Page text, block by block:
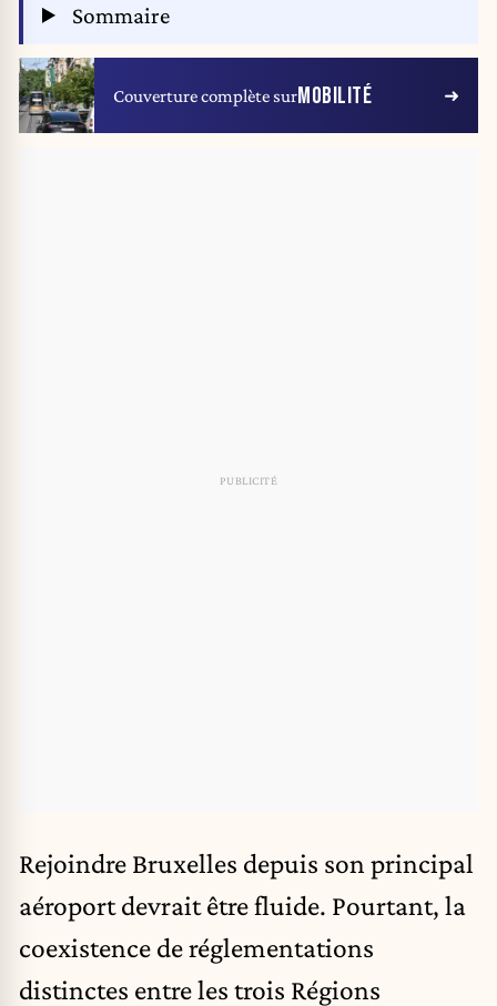
Sommaire
Couverture complète surMOBILITÉ
Rejoindre Bruxelles depuis son principal
aéroport devrait être fluide. Pourtant, la
coexistence de réglementations
distinctes entre les trois Régions